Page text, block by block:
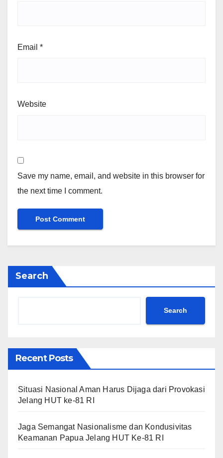
Email *
Website
Save my name, email, and website in this browser for
the next time I comment.
Search
Search
Recent Posts
Situasi Nasional Aman Harus Dijaga dari Provokasi
Jelang HUT ke-81 RI
Jaga Semangat Nasionalisme dan Kondusivitas
Keamanan Papua Jelang HUT Ke-81 RI